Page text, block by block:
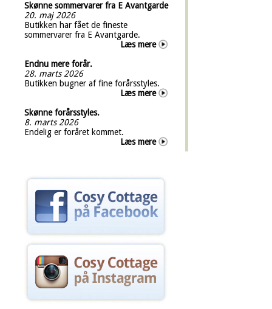
Skønne sommervarer fra E Avantgarde
20. maj 2026
Butikken har fået de fineste
sommervarer fra E Avantgarde.
Læs mere
Endnu mere forår.
28. marts 2026
Butikken bugner af fine forårsstyles.
Læs mere
Skønne forårsstyles.
8. marts 2026
Endelig er foråret kommet.
Læs mere